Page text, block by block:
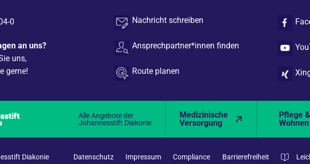
0
an uns?
uns,
gerne!
Nachricht schreiben
Ansprechpartner*innen finden
Route planen
Alle Angebote der
Johannesstift Diakonie
Medizinische
Versorgung
Pflege &
Wohnen
Diakonie Datenschutz Impressum Compliance Barrierefreiheit